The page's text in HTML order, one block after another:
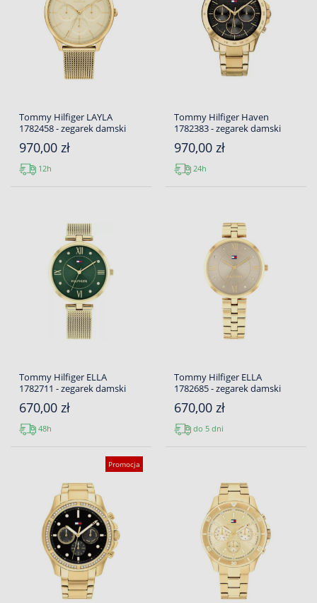
Tommy Hilfiger LAYLA
1782458 - zegarek damski
970,00 zł
12h
Tommy Hilfiger Haven
1782383 - zegarek damski
970,00 zł
24h
Tommy Hilfiger ELLA
1782711 - zegarek damski
670,00 zł
48h
Tommy Hilfiger ELLA
1782685 - zegarek damski
670,00 zł
do 5 dni
Promocja